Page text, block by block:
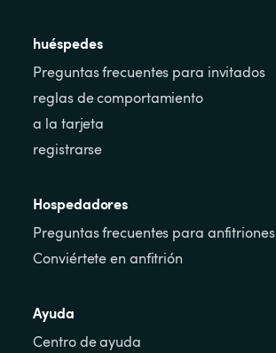
huéspedes
Preguntas frecuentes para invitados
reglas de comportamiento
a la tarjeta
registrarse
Hospedadores
Preguntas frecuentes para anfitriones
Conviértete en anfitrión
Ayuda
Centro de ayuda